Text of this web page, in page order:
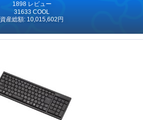
1898 レビュー
31633 COOL
資産総額: 10,015,602円